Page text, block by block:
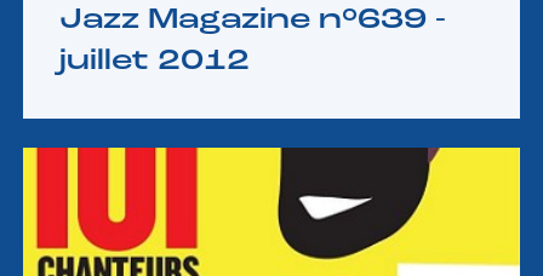
Jazz Magazine n°639 -
juillet 2012